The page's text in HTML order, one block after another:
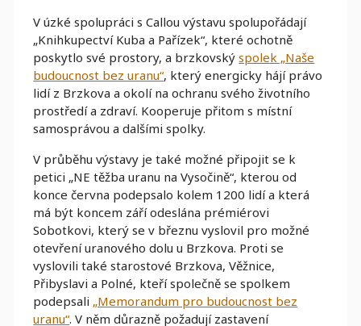
V úzké spolupráci s Callou výstavu spolupořádají
„Knihkupectví Kuba a Pařízek“, které ochotně
poskytlo své prostory, a brzkovskýspolek „Naše
budoucnost bez uranu“, který energicky hájí právo
lidí z Brzkova a okolí na ochranu svého životního
prostředí a zdraví. Kooperuje přitom s místní
samosprávou a dalšími spolky.
V průběhu výstavy je také možné připojit se k
petici „NE těžba uranu na Vysočině“, kterou od
konce června podepsalo kolem 1200 lidí a která
má být koncem září odeslána prémiérovi
Sobotkovi, který se v březnu vyslovil pro možné
otevření uranového dolu u Brzkova. Proti se
vyslovili také starostové Brzkova, Věžnice,
Přibyslavi a Polné, kteří společně se spolkem
podepsali „Memorandum pro budoucnost bez
uranu“. V něm důrazně požadují zastavení